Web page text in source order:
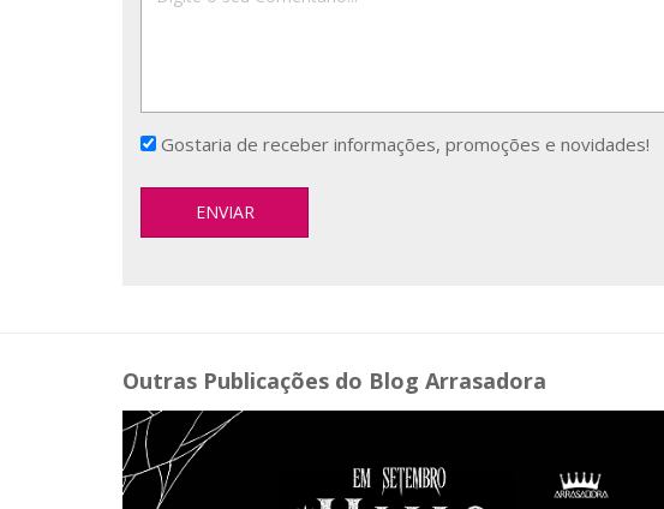
Gostaria de receber informações, promoções e novidades!
Outras Publicações do Blog Arrasadora